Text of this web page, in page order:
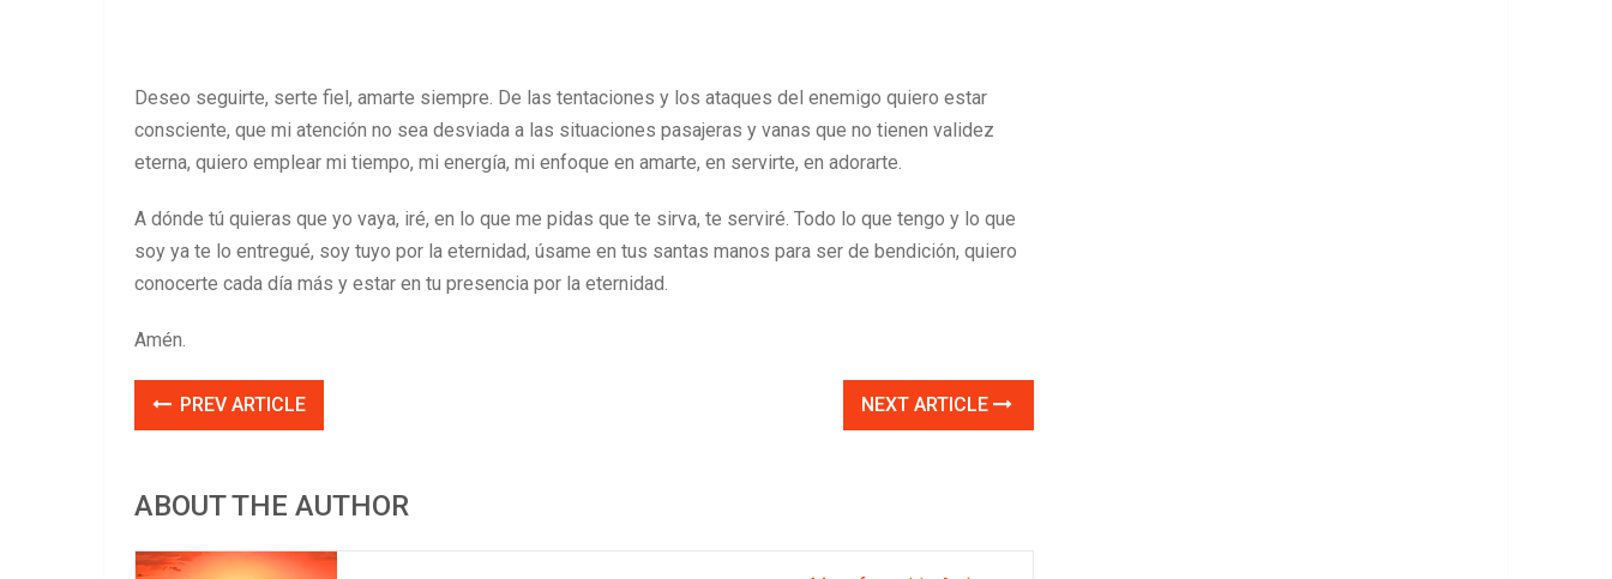
Deseo seguirte, serte fiel, amarte siempre. De las tentaciones y los ataques del enemigo quiero estar
consciente, que mi atención no sea desviada a las situaciones pasajeras y vanas que no tienen validez
eterna, quiero emplear mi tiempo, mi energía, mi enfoque en amarte, en servirte, en adorarte.
A dónde tú quieras que yo vaya, iré, en lo que me pidas que te sirva, te serviré. Todo lo que tengo y lo que
soy ya te lo entregué, soy tuyo por la eternidad, úsame en tus santas manos para ser de bendición, quiero
conocerte cada día más y estar en tu presencia por la eternidad.
Amén.
PREV ARTICLE NEXT ARTICLE
ABOUT THE AUTHOR